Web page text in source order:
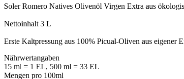
Soler Romero Natives Olivenöl Virgen Extra aus
Nettoinhalt 3 L
Erste Kaltpressung aus 100% Picual-Oliven aus eigener
Nährwertangaben
15 ml = 1 EL, 500 ml = 33 EL
Mengen pro 100ml